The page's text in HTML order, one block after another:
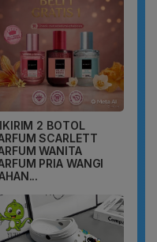
2 BOTOL
SCARLETT
WANITA
PRIA WANGI